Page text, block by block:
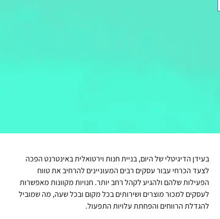
בעידן הדיגיטלי של היום, בניית חנות וירטואלית באינטרנט הפכה
לצעד הכרחי עבור עסקים רבים המעוניינים להרחיב את טווח
הפעילות שלהם ולהגיע לקהל רחב יותר. חנויות מקוונות מאפשרות
לעסקים למכור מוצרים ושירותים בכל מקום ובכל שעה, מה שמוביל
להגדלת הרווחים והפחתת עלויות התפעול.